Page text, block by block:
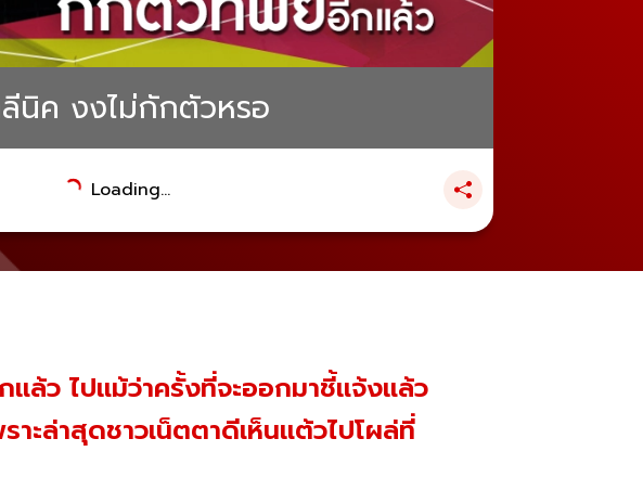
นิค งงไม่กักตัวหรอ
Loading...
ว ไปแม้ว่าครั้งที่จะออกมาชี้แจ้งแล้ว
าะล่าสุดชาวเน็ตตาดีเห็นแต้วไปโผล่ที่